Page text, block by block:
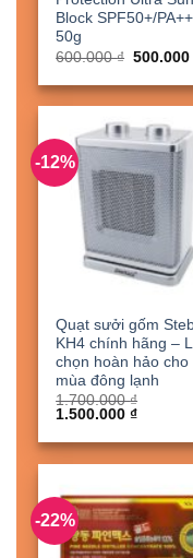
Block SPF50+/
50g
600.000₫ Giá
là:
600.000
-12%
Quạt sưởi gốm
KH4 chính hãng –
chọn hoàn hảo cho
mùa đông lạnh
1.700.000₫
Giá
là:
1.700.000 ₫.
1.500.000₫Giá
tại
là:
-22%